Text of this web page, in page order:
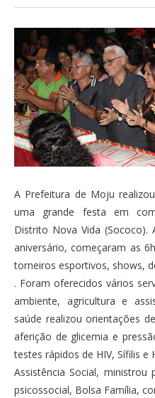
A Prefeitura de Moju
uma grande festa em
Distrito Nova Vida
aniversário, começaram as
torneiros esportivos, shows,
. Foram oferecidos vários
ambiente, agricultura e
saúde realizou orientações
aferição de glicemia e
testes rápidos de HIV, Sífilis e
Assistência Social, ministrou
psicossocial, Bolsa Família,